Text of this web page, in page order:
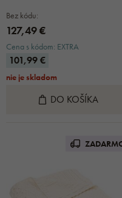
Bez kódu:
127,49 €
Cena s kódom: EXTRA
101,99 €
nie je skladom
DO KOŠÍKA